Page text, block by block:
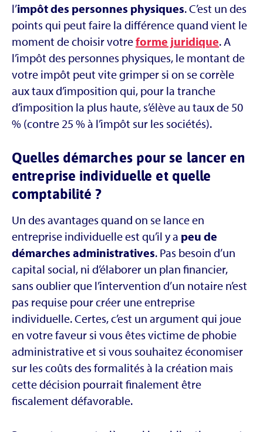
l’impôt des personnes physiques. C’est un des
points qui peut faire la différence quand vient le
moment de choisir votreforme juridique. A
l’impôt des personnes physiques, le montant de
votre impôt peut vite grimper si on se corrèle
aux taux d’imposition qui, pour la tranche
d’imposition la plus haute, s’élève au taux de 50
% (contre 25 % à l’impôt sur les sociétés).
Quelles démarches pour se lancer en
entreprise individuelle et quelle
comptabilité ?
Un des avantages quand on se lance en
entreprise individuelle est qu’il y a peu de
démarches administratives. Pas besoin d’un
capital social, ni d’élaborer un plan financier,
sans oublier que l’intervention d’un notaire n’est
pas requise pour créer une entreprise
individuelle. Certes, c’est un argument qui joue
en votre faveur si vous êtes victime de phobie
administrative et si vous souhaitez économiser
sur les coûts des formalités à la création mais
cette décision pourrait finalement être
fiscalement défavorable.